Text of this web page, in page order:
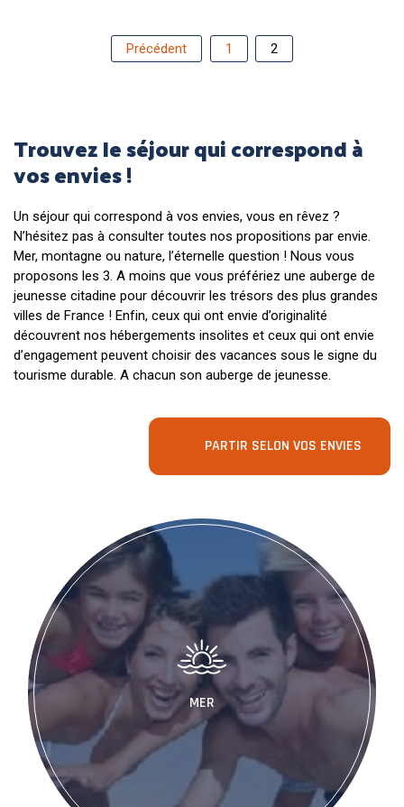
Précédent 1 2
Trouvez le séjour qui correspond à
vos envies !
Un séjour qui correspond à vos envies, vous en rêvez ?
N’hésitez pas à consulter toutes nos propositions par envie.
Mer, montagne ou nature, l’éternelle question ! Nous vous
proposons les 3. A moins que vous préfériez une auberge de
jeunesse citadine pour découvrir les trésors des plus grandes
villes de France ! Enfin, ceux qui ont envie d’originalité
découvrent nos hébergements insolites et ceux qui ont envie
d’engagement peuvent choisir des vacances sous le signe du
tourisme durable. A chacun son auberge de jeunesse.
PARTIR SELON VOS ENVIES
MER